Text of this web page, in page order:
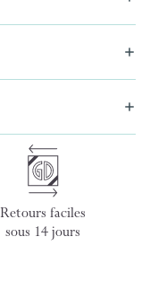
Retours faciles
sous 14 jours